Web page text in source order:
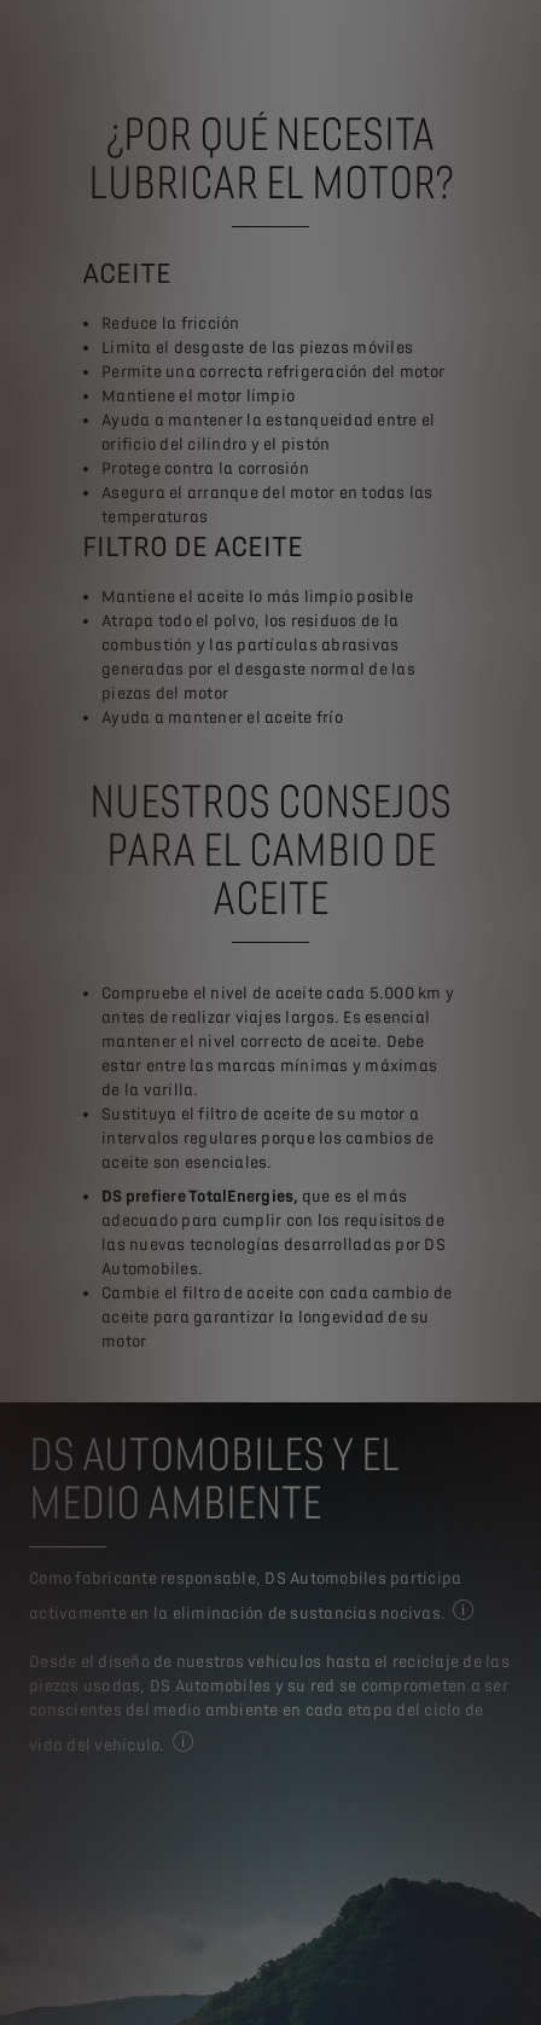
¿POR QUÉ NECESITA
LUBRICAR EL MOTOR?
ACEITE
Reduce la fricción
Limita el desgaste de las piezas móviles
Permite una correcta refrigeración del motor
Mantiene el motor limpio
Ayuda a mantener la estanqueidad entre el
orificio del cilindro y el pistón
Protege contra la corrosión
Asegura el arranque del motor en todas las
temperaturas
FILTRO DE ACEITE
Mantiene el aceite lo más limpio posible
Atrapa todo el polvo, los residuos de la
combustión y las partículas abrasivas
generadas por el desgaste normal de las
piezas del motor
Ayuda a mantener el aceite frío
NUESTROS CONSEJOS
PARA EL CAMBIO DE
ACEITE
Compruebe el nivel de aceite cada 5.000 km y
antes de realizar viajes largos. Es esencial
mantener el nivel correcto de aceite. Debe
estar entre las marcas mínimas y máximas
de la varilla.
Sustituya el filtro de aceite de su motor a
intervalos regulares porque los cambios de
aceite son esenciales.
DS prefiere TotalEnergies, que es el más
adecuado para cumplir con los requisitos de
las nuevas tecnologías desarrolladas por DS
Automobiles.
Cambie el filtro de aceite con cada cambio de
aceite para garantizar la longevidad de su
motor
DS AUTOMOBILES Y EL
MEDIO AMBIENTE
Como fabricante responsable, DS Automobiles participa
activamente en la eliminación de sustancias nocivas.
Desde el diseño de nuestros vehículos hasta el reciclaje de las
piezas usadas, DS Automobiles y su red se comprometen a ser
conscientes del medio ambiente en cada etapa del ciclo de
vida del vehículo.